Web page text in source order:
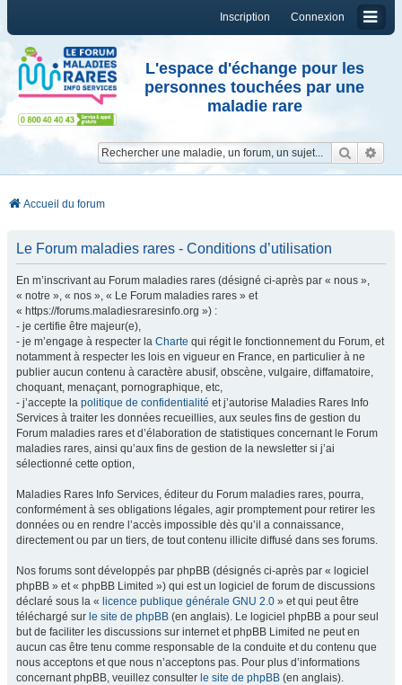
Connexion
Inscription
L'espace d'échange pour les
personnes touchées par une
maladie rare
Accueil du forum
Le Forum maladies rares - Conditions d’utilisation
En m’inscrivant au Forum maladies rares (désigné ci-après par « nous »,
« notre », « nos », « Le Forum maladies rares » et
« https://forums.maladiesraresinfo.org ») :
- je certifie être majeur(e),
- je m’engage à respecter la Charte qui régit le fonctionnement du Forum, et
notamment à respecter les lois en vigueur en France, en particulier à ne
publier aucun contenu à caractère abusif, obscène, vulgaire, diffamatoire,
choquant, menaçant, pornographique, etc,
- j’accepte la politique de confidentialité et j’autorise Maladies Rares Info
Services à traiter les données recueillies, aux seules fins de gestion du
Forum maladies rares et d’élaboration de statistiques concernant le Forum
maladies rares, ainsi qu’aux fins de gestion de la newsletter si j’ai
sélectionné cette option,
Maladies Rares Info Services, éditeur du Forum maladies rares, pourra,
conformément à ses obligations légales, agir promptement pour retirer les
données ou en rendre l’accès impossible dès qu’il a connaissance,
directement ou par un tiers, de tout contenu illicite diffusé dans ses forums.
Nos forums sont développés par phpBB (désignés ci-après par « logiciel
phpBB » et « phpBB Limited ») qui est un logiciel de forum de discussions
déclaré sous la « licence publique générale GNU 2.0 » et qui peut être
téléchargé sur le site de phpBB (en anglais). Le logiciel phpBB a pour seul
but de faciliter les discussions sur internet et phpBB Limited ne peut en
aucun cas être tenu comme responsable de la conduite et du contenu que
nous acceptons et que nous n’acceptons pas. Pour plus d’informations
concernant phpBB, veuillez consulter le site de phpBB (en anglais).